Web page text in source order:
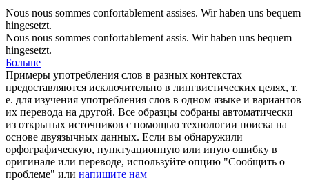
Nous nous sommes confortablement assises. Wir haben uns bequem
hingesetzt.
Nous nous sommes confortablement assis. Wir haben uns bequem
hingesetzt.
Больше
Примеры употребления слов в разных контекстах
предоставляются исключительно в лингвистических целях, т.
е. для изучения употребления слов в одном языке и вариантов
их перевода на другой. Все образцы собраны автоматически
из открытых источников с помощью технологии поиска на
основе двуязычных данных. Если вы обнаружили
орфографическую, пунктуационную или иную ошибку в
оригинале или переводе, используйте опцию "Сообщить о
проблеме" или напишите нам